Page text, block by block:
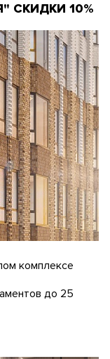
СКИДКИ 10%
комплексе
до 25